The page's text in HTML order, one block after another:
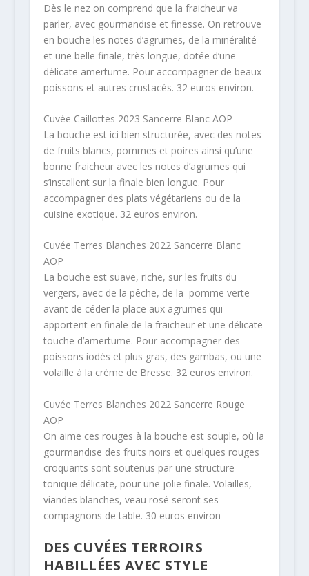
Dès le nez on comprend que la fraicheur va
parler, avec gourmandise et finesse. On retrouve
en bouche les notes d’agrumes, de la minéralité
et une belle finale, très longue, dotée d’une
délicate amertume. Pour accompagner de beaux
poissons et autres crustacés. 32 euros environ.
Cuvée Caillottes 2023 Sancerre Blanc AOP
La bouche est ici bien structurée, avec des notes
de fruits blancs, pommes et poires ainsi qu’une
bonne fraicheur avec les notes d’agrumes qui
s’installent sur la finale bien longue. Pour
accompagner des plats végétariens ou de la
cuisine exotique. 32 euros environ.
Cuvée Terres Blanches 2022 Sancerre Blanc
AOP
La bouche est suave, riche, sur les fruits du
vergers, avec de la pêche, de la pomme verte
avant de céder la place aux agrumes qui
apportent en finale de la fraicheur et une délicate
touche d’amertume. Pour accompagner des
poissons iodés et plus gras, des gambas, ou une
volaille à la crème de Bresse. 32 euros environ.
Cuvée Terres Blanches 2022 Sancerre Rouge
AOP
On aime ces rouges à la bouche est souple, où la
gourmandise des fruits noirs et quelques rouges
croquants sont soutenus par une structure
tonique délicate, pour une jolie finale. Volailles,
viandes blanches, veau rosé seront ses
compagnons de table. 30 euros environ
DES CUVÉES TERROIRS
HABILLÉES AVEC STYLE